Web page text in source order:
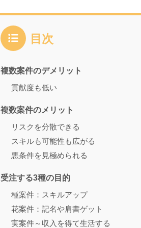
目次
複数案件のデメリット
貢献度も低い
複数案件のメリット
リスクを分散できる
スキルも可能性も広がる
悪条件を見極められる
受注する3種の目的
種案件：スキルアップ
花案件：記名や肩書ゲット
実案件～収入を得て生活する